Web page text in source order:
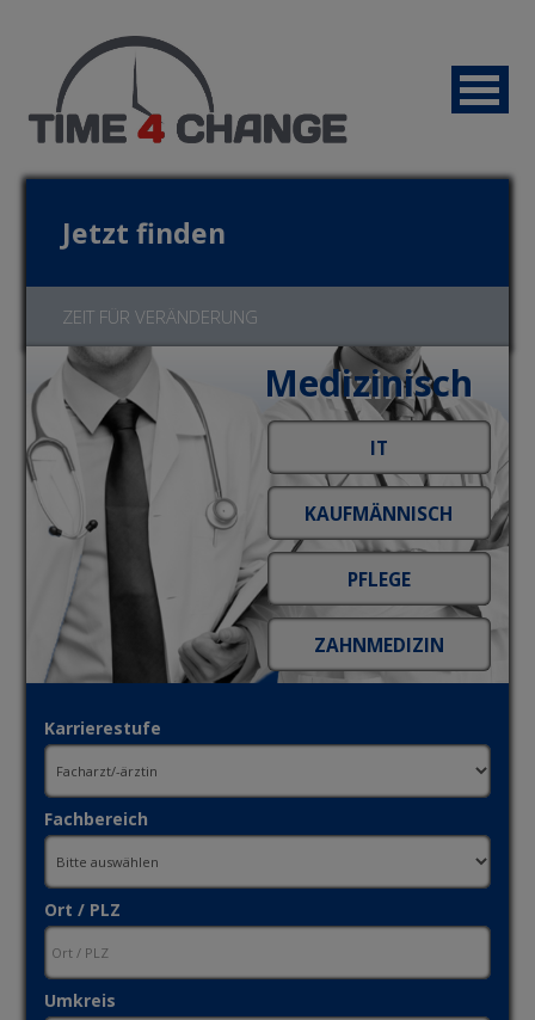
Jetzt bewerben!
Jetzt finden
ZEIT FÜR VERÄNDERUNG
Medizinisch
Karrierestufe
Fachbereich
Ort / PLZ
Umkreis